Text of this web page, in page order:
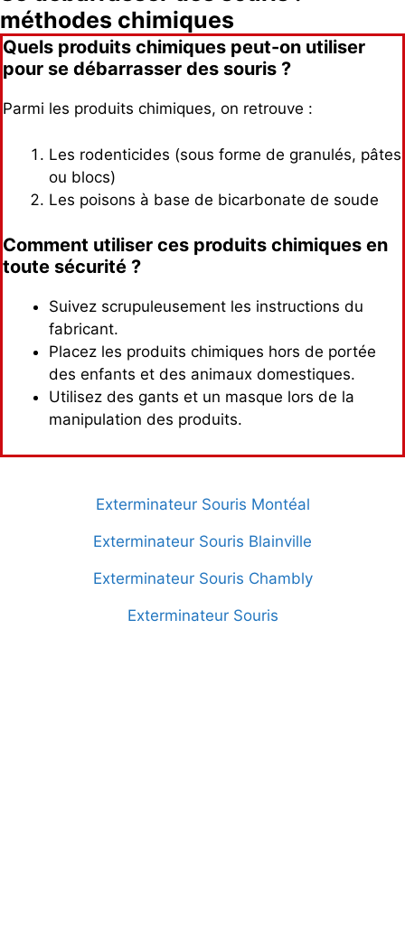
méthodes chimiques
Quels produits chimiques peut-on utiliser
pour se débarrasser des souris ?
Parmi les produits chimiques, on retrouve :
Les rodenticides (sous forme de granulés, pâtes
ou blocs)
Les poisons à base de bicarbonate de soude
Comment utiliser ces produits chimiques en
toute sécurité ?
Suivez scrupuleusement les instructions du
fabricant.
Placez les produits chimiques hors de portée
des enfants et des animaux domestiques.
Utilisez des gants et un masque lors de la
manipulation des produits.
Exterminateur Souris Montéal
Exterminateur Souris Blainville
Exterminateur Souris Chambly
Exterminateur Souris